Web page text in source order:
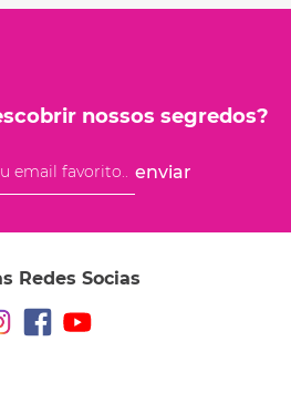
nossos segredos?
enviar
Redes Socias